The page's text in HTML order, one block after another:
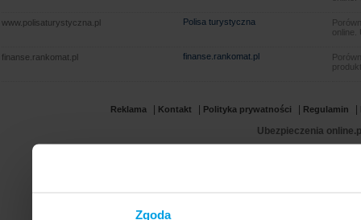
Zgoda
www.polisaturystyczna.pl Polisa turystyczna
finanse.rankomat.pl finanse.rankomat.pl
Reklama Kontakt Polityka prywatności Regulamin
Ubezpieczenia